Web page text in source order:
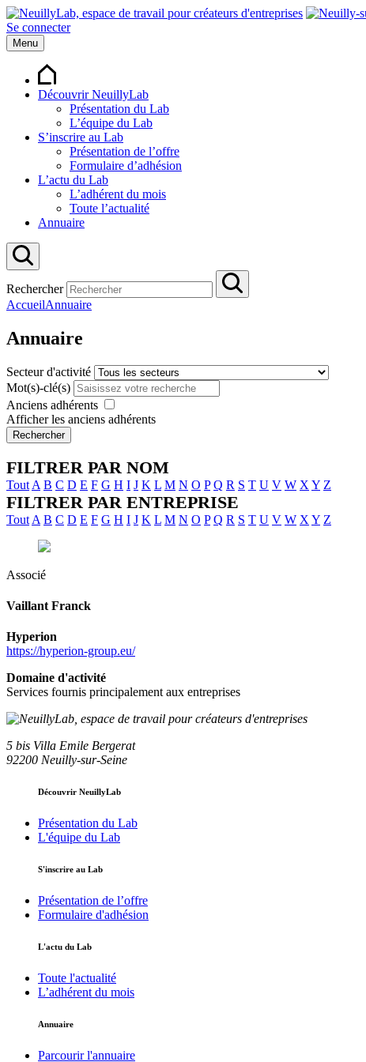
Se connecter
Menu
Découvrir NeuillyLab
Présentation du Lab
L’équipe du Lab
S’inscrire au Lab
Présentation de l’offre
Formulaire d’adhésion
L’actu du Lab
L’adhérent du mois
Toute l’actualité
Annuaire
Rechercher
AccueilAnnuaire
Annuaire
Secteur d'activité
Mot(s)-clé(s)
Anciens adhérents
Afficher les anciens adhérents
Rechercher
FILTRER PAR NOM
Tout A B C D E F G H I J K L M N O P Q R S T U V W X Y Z
FILTRER PAR ENTREPRISE
Tout A B C D E F G H I J K L M N O P Q R S T U V W X Y Z
Associé
Vaillant Franck
Hyperion
https://hyperion-group.eu/
Domaine d'activité
Services fournis principalement aux entreprises
5 bis Villa Emile Bergerat
92200 Neuilly-sur-Seine
Découvrir NeuillyLab
Présentation du Lab
L'équipe du Lab
S'inscrire au Lab
Présentation de l’offre
Formulaire d'adhésion
L'actu du Lab
Toute l'actualité
L’adhérent du mois
Annuaire
Parcourir l'annuaire